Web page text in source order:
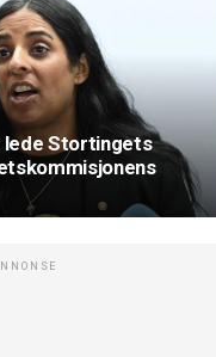
lede Stortingets